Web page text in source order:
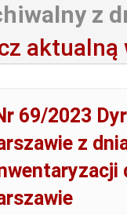
z
aktualną
69/2023
z